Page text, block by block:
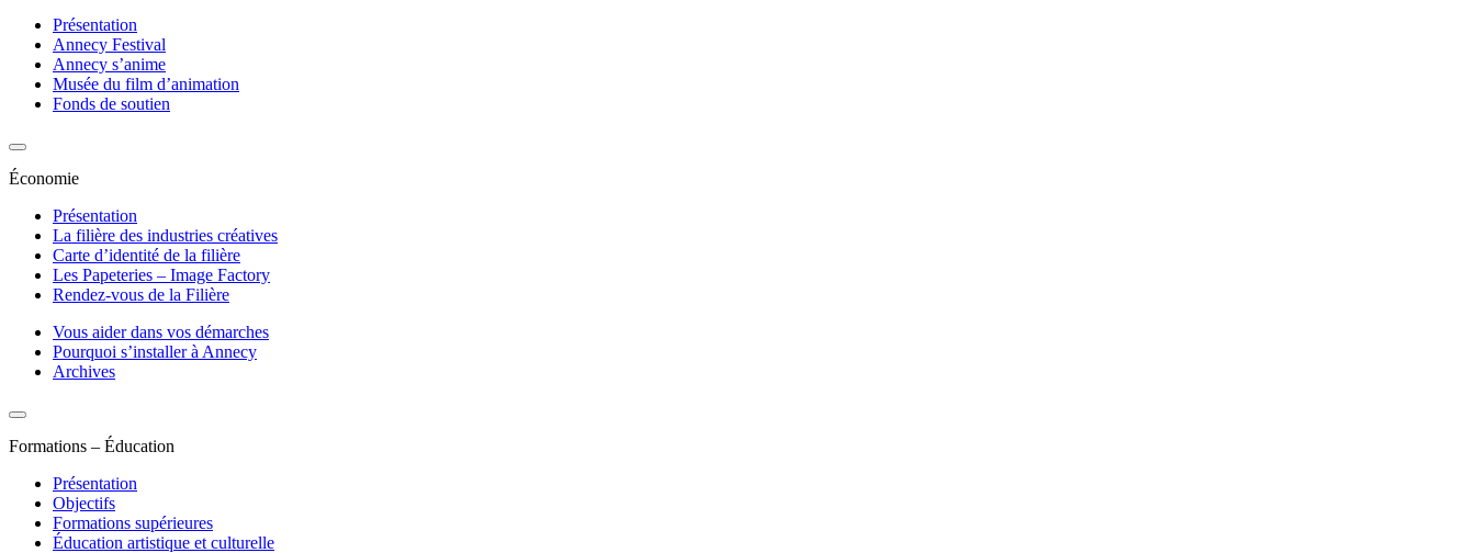
Présentation
Annecy Festival
Annecy s’anime
Musée du film d’animation
Fonds de soutien
Économie
Présentation
La filière des industries créatives
Carte d’identité de la filière
Les Papeteries – Image Factory
Rendez-vous de la Filière
Vous aider dans vos démarches
Pourquoi s’installer à Annecy
Archives
Formations – Éducation
Présentation
Objectifs
Formations supérieures
Éducation artistique et culturelle